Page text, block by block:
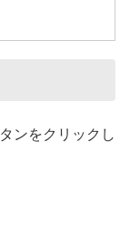
ンをクリックし